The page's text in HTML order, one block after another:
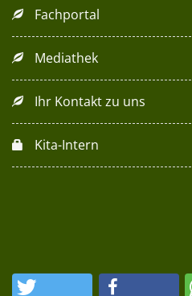
Fachportal
Mediathek
Ihr Kontakt zu uns
Kita-Intern